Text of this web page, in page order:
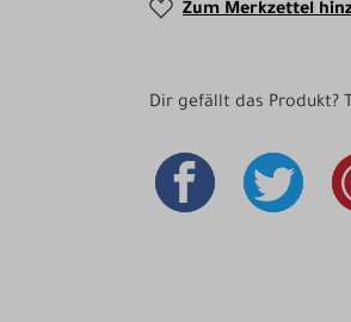
Zum Merkzettel
Dir gefällt das Produkt?